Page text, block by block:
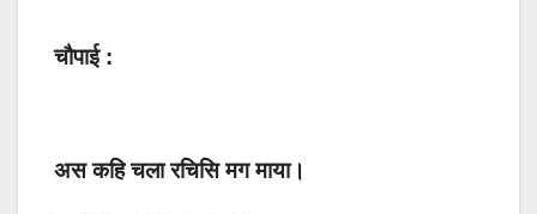
चौपाई :
अस कहि चला रचिसि मग माया।